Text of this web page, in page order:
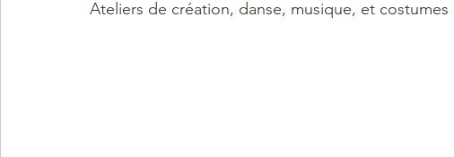
Ateliers de création, danse, musique, et